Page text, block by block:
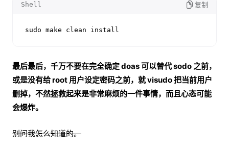
Shell 复制
sudo make clean install
最后最后，千万不要在完全确定 doas 可以替代 sodo 之前，
或是没有给 root 用户设定密码之前，就 visudo 把当前用户
删掉，不然拯救起来是非常麻烦的一件事情，而且心态可能
会爆炸。
别问我怎么知道的。